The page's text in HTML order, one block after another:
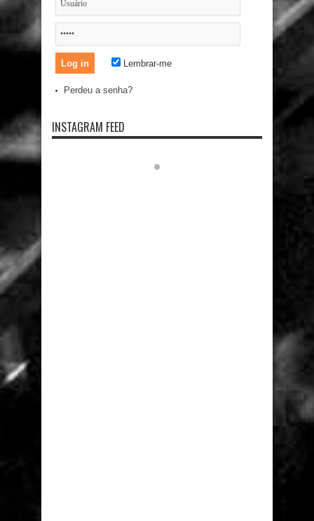
Lembrar-me
Perdeu a senha?
INSTAGRAM FEED